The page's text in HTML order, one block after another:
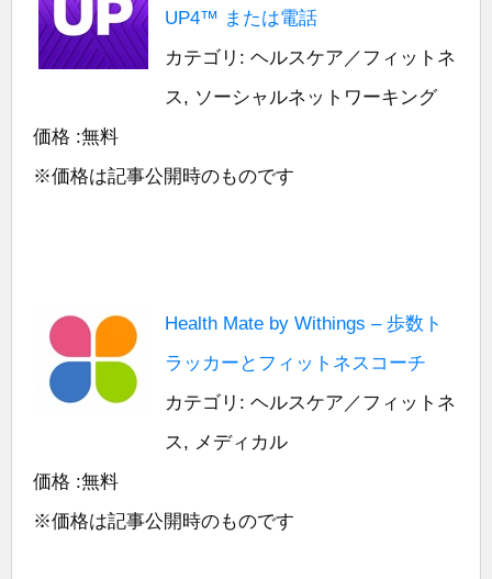
UP4™ または電話
カテゴリ: ヘルスケア／フィットネ
ス, ソーシャルネットワーキング
価格 :無料
※価格は記事公開時のものです
Health Mate by Withings – 歩数ト
ラッカーとフィットネスコーチ
カテゴリ: ヘルスケア／フィットネ
ス, メディカル
価格 :無料
※価格は記事公開時のものです